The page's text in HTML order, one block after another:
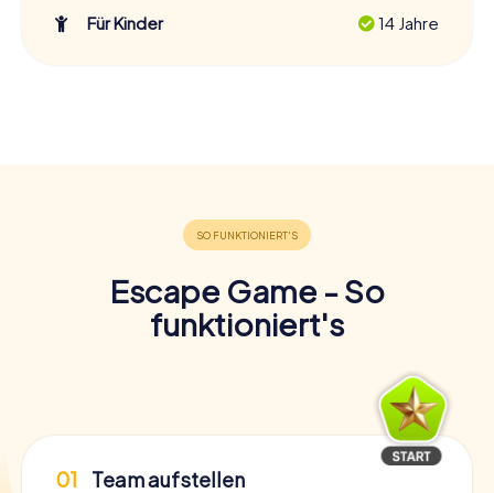
Für Kinder
14 Jahre
Escape Game - So
funktioniert's
01 Team aufstellen